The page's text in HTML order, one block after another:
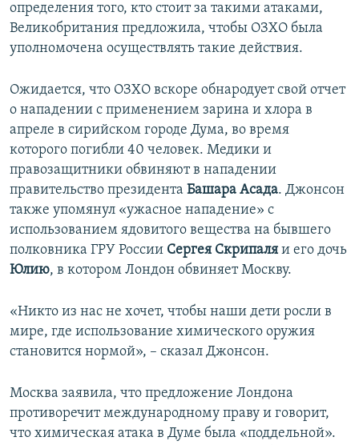
определения того, кто стоит за такими атаками,
Великобритания предложила, чтобы ОЗХО была
уполномочена осуществлять такие действия.
Ожидается, что ОЗХО вскоре обнародует свой отчет
о нападении с применением зарина и хлора в
апреле в сирийском городе Дума, во время
которого погибли 40 человек. Медики и
правозащитники обвиняют в нападении
правительство президента Башара Асада. Джонсон
также упомянул «ужасное нападение» с
использованием ядовитого вещества на бывшего
полковника ГРУ России Сергея Скрипаля и его дочь
Юлию, в котором Лондон обвиняет Москву.
«Никто из нас не хочет, чтобы наши дети росли в
мире, где использование химического оружия
становится нормой», – сказал Джонсон.
Москва заявила, что предложение Лондона
противоречит международному праву и говорит,
что химическая атака в Думе была «поддельной».